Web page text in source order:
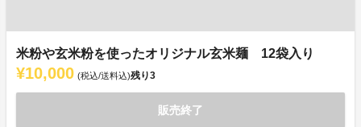
米粉や玄米粉を使ったオリジナル玄米麺 12袋入り
¥10,000 (税込/送料込)残り3
販売終了